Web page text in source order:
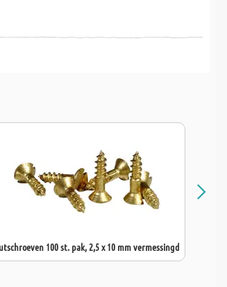
100 st. pak, 2,5 x 10 mm vermessingd